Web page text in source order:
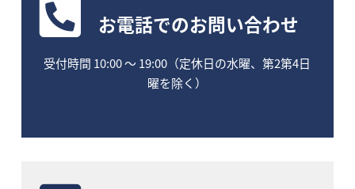
お電話でのお問い合わせ
受付時間 10:00 〜 19:00（定休日の水曜、第2第4日
曜を除く）